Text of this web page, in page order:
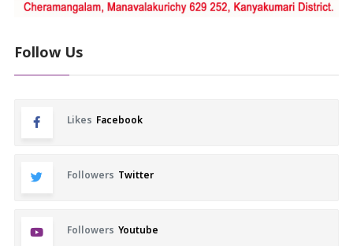
Follow Us
Likes Facebook
Followers Twitter
Followers Youtube